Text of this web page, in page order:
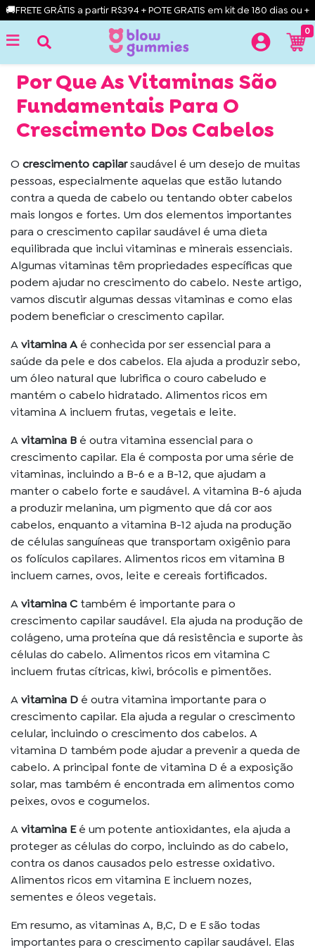
🚚FRETE GRÁTIS a partir R$394 + POTE GRATIS em kit de 180 dias ou +
0
Por Que As Vitaminas São
Fundamentais Para O
Crescimento Dos Cabelos
O crescimento capilarsaudável é um desejo de muitas
pessoas, especialmente aquelas que estão lutando
contra a queda de cabelo ou tentando obter cabelos
mais longos e fortes. Um dos elementos importantes
para o crescimento capilar saudável é uma dieta
equilibrada que inclui vitaminas e minerais essenciais.
Algumas vitaminas têm propriedades específicas que
podem ajudar no crescimento do cabelo. Neste artigo,
vamos discutir algumas dessas vitaminas e como elas
podem beneficiar o crescimento capilar.
Avitamina A é conhecida por ser essencial para a
saúde da pele e dos cabelos. Ela ajuda a produzir sebo,
um óleo natural que lubrifica o couro cabeludo e
mantém o cabelo hidratado. Alimentos ricos em
vitamina A incluem frutas, vegetais e leite.
Avitamina B é outra vitamina essencial para o
crescimento capilar. Ela é composta por uma série de
vitaminas, incluindo a B-6 e a B-12, que ajudam a
manter o cabelo forte e saudável. A vitamina B-6 ajuda
a produzir melanina, um pigmento que dá cor aos
cabelos, enquanto a vitamina B-12 ajuda na produção
de células sanguíneas que transportam oxigênio para
os folículos capilares. Alimentos ricos em vitamina B
incluem carnes, ovos, leite e cereais fortificados.
Avitamina C também é importante para o
crescimento capilar saudável. Ela ajuda na produção de
colágeno, uma proteína que dá resistência e suporte às
células do cabelo. Alimentos ricos em vitamina C
incluem frutas cítricas, kiwi, brócolis e pimentões.
Avitamina D é outra vitamina importante para o
crescimento capilar. Ela ajuda a regular o crescimento
celular, incluindo o crescimento dos cabelos. A
vitamina D também pode ajudar a prevenir a queda de
cabelo. A principal fonte de vitamina D é a exposição
solar, mas também é encontrada em alimentos como
peixes, ovos e cogumelos.
Avitamina Eé um potente antioxidantes, ela ajuda a
proteger as células do corpo, incluindo as do cabelo,
contra os danos causados ​​pelo estresse oxidativo.
Alimentos ricos em vitamina E incluem nozes,
sementes e óleos vegetais.
Em resumo, as vitaminas A, B,C, D e E são todas
importantes para o crescimento capilar saudável. Elas